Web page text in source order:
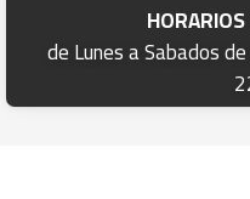
de Lunes a Sabados